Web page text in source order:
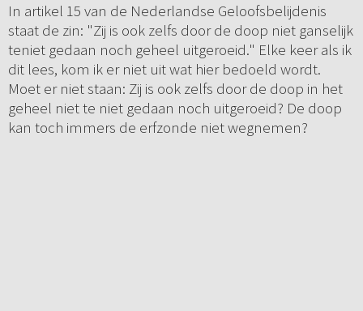
In artikel 15 van de Nederlandse Geloofsbelijdenis
staat de zin: "Zij is ook zelfs door de doop niet ganselijk
teniet gedaan noch geheel uitgeroeid." Elke keer als ik
dit lees, kom ik er niet uit wat hier bedoeld wordt.
Moet er niet staan: Zij is ook zelfs door de doop in het
geheel niet te niet gedaan noch uitgeroeid? De doop
kan toch immers de erfzonde niet wegnemen?